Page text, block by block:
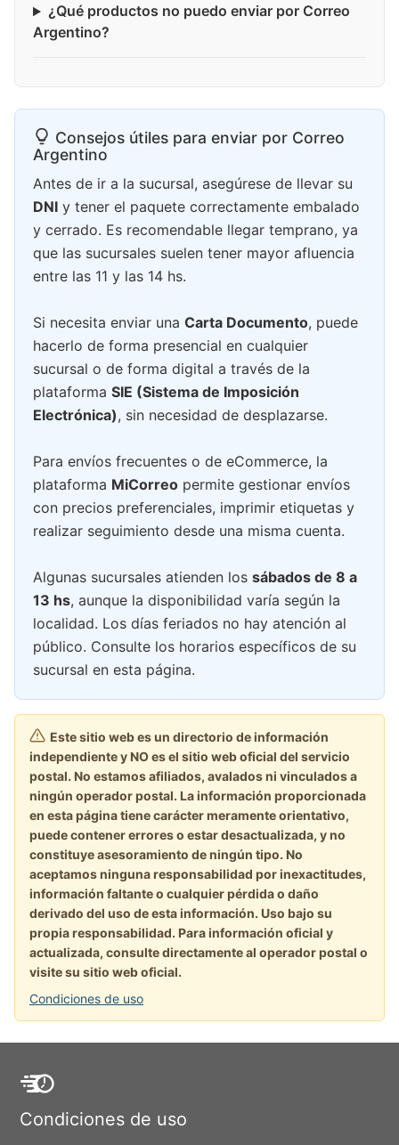
¿Qué productos no puedo enviar por Correo
Argentino?
Consejos útiles para enviar por Correo
Argentino
Antes de ir a la sucursal, asegúrese de llevar su
DNI y tener el paquete correctamente embalado
y cerrado. Es recomendable llegar temprano, ya
que las sucursales suelen tener mayor afluencia
entre las 11 y las 14 hs.
Si necesita enviar una Carta Documento, puede
hacerlo de forma presencial en cualquier
sucursal o de forma digital a través de la
plataforma SIE (Sistema de Imposición
Electrónica), sin necesidad de desplazarse.
Para envíos frecuentes o de eCommerce, la
plataforma MiCorreo permite gestionar envíos
con precios preferenciales, imprimir etiquetas y
realizar seguimiento desde una misma cuenta.
Algunas sucursales atienden los sábados de 8 a
13 hs, aunque la disponibilidad varía según la
localidad. Los días feriados no hay atención al
público. Consulte los horarios específicos de su
sucursal en esta página.
Este sitio web es un directorio de información
independiente y NO es el sitio web oficial del servicio
postal. No estamos afiliados, avalados ni vinculados a
ningún operador postal. La información proporcionada
en esta página tiene carácter meramente orientativo,
puede contener errores o estar desactualizada, y no
constituye asesoramiento de ningún tipo. No
aceptamos ninguna responsabilidad por inexactitudes,
información faltante o cualquier pérdida o daño
derivado del uso de esta información. Uso bajo su
propia responsabilidad. Para información oficial y
actualizada, consulte directamente al operador postal o
visite su sitio web oficial.
Condiciones de uso
Condiciones de uso